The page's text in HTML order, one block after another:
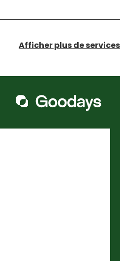
Afficher plus de services